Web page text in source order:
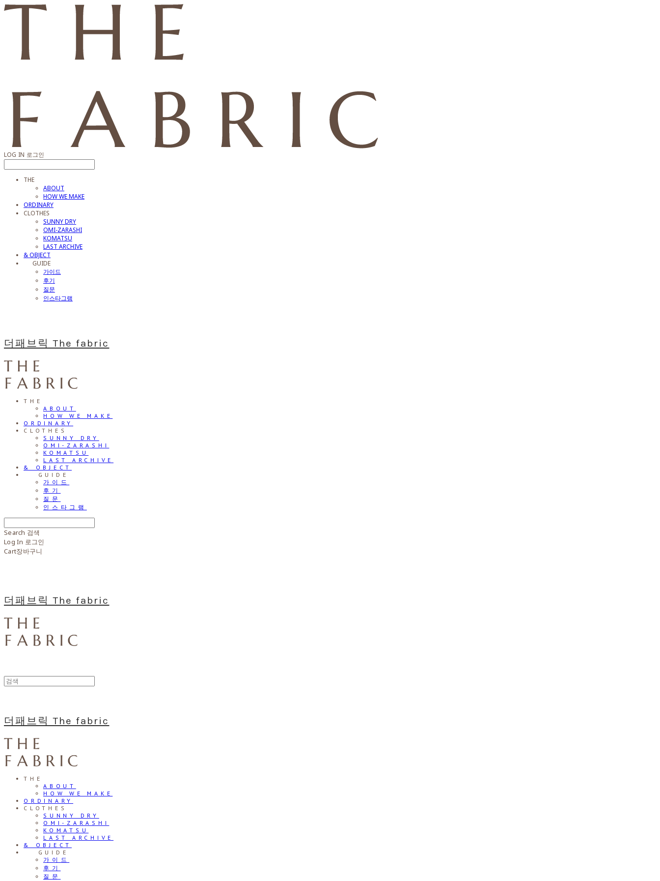
LOG IN 로그인
THE
ABOUT
HOW WE MAKE
ORDINARY
CLOTHES
SUNNY DRY
OMI-ZARASHI
KOMATSU
LAST ARCHIVE
& OBJECT
⠀⠀GUIDE
가이드
후기
질문
인스타그램
더패브릭 The fabric
THE
ABOUT
HOW WE MAKE
ORDINARY
CLOTHES
SUNNY DRY
OMI-ZARASHI
KOMATSU
LAST ARCHIVE
& OBJECT
⠀⠀GUIDE
가이드
후기
질문
인스타그램
Search 검색
Log In 로그인
Cart장바구니
더패브릭 The fabric
더패브릭 The fabric
THE
ABOUT
HOW WE MAKE
ORDINARY
CLOTHES
SUNNY DRY
OMI-ZARASHI
KOMATSU
LAST ARCHIVE
& OBJECT
⠀⠀GUIDE
가이드
후기
질문